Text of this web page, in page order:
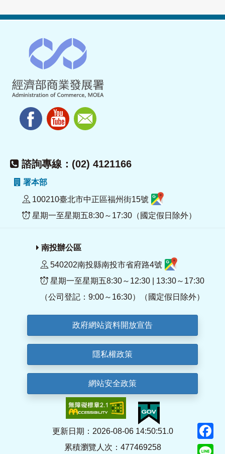
諮詢專線：(02) 4121166
署本部
100210臺北市中正區福州街15號
星期一至星期五8:30～17:30（國定假日除外）
南投辦公區
540202南投縣南投市省府路4號
星期一至星期五8:30～12:30 | 13:30～17:30
（公司登記：9:00～16:30）（國定假日除外）
政府網站資料開放宣告
隱私權政策
網站安全政策
更新日期：2026-08-06 14:50:51.0
累積瀏覽人次：477469258